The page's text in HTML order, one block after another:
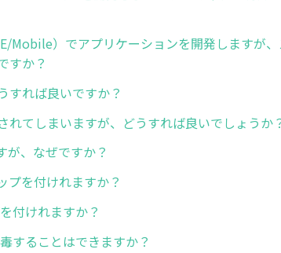
Mobile）でアプリケーションを開発しますが
すか？
すれば良いですか？
れてしまいますが、どうすれば良いでしょうか
が、なぜですか？
プを付けれますか？
付けれますか？
することはできますか？